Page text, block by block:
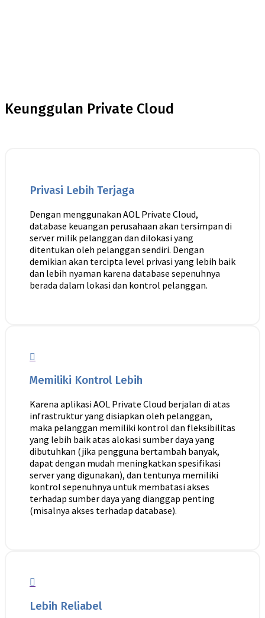
Keunggulan Private Cloud
Privasi Lebih Terjaga
Dengan menggunakan AOL Private Cloud,
database keuangan perusahaan akan tersimpan di
server milik pelanggan dan dilokasi yang
ditentukan oleh pelanggan sendiri. Dengan
demikian akan tercipta level privasi yang lebih baik
dan lebih nyaman karena database sepenuhnya
berada dalam lokasi dan kontrol pelanggan.
Memiliki Kontrol Lebih
Karena aplikasi AOL Private Cloud berjalan di atas
infrastruktur yang disiapkan oleh pelanggan,
maka pelanggan memiliki kontrol dan fleksibilitas
yang lebih baik atas alokasi sumber daya yang
dibutuhkan (jika pengguna bertambah banyak,
dapat dengan mudah meningkatkan spesifikasi
server yang digunakan), dan tentunya memiliki
kontrol sepenuhnya untuk membatasi akses
terhadap sumber daya yang dianggap penting
(misalnya akses terhadap database).
Lebih Reliabel